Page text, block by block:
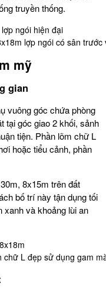
truyền thống.
lợp ngói có sân
mỹ
gian
vuông góc chứa phòng
tại góc giao 2 khối, sảnh
tiện. Phần lõm chữ L
hoặc tiểu cảnh, phần
8x15m trên đất
bố trí này tận dụng tối
xanh và khoảng lùi an
L đẹp sử dụng gam